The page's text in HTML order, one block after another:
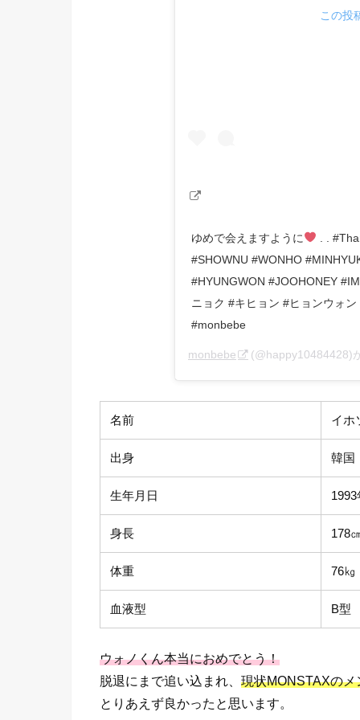
この投
ゆめで会えますように
. .
#SHOWNU #WONHO
#HYUNGWON #JOOHONEY
ニョク #キヒョン #ヒョンウォ
#monbebe
monbebe (@happy10484428)
名前 イホ
出身 韓国
生年月日
身長 178
体重 76㎏
血液型 B型
ウォノくん本当におめでとう！
脱退にまで追い込まれ、 現状MONSTAXの
とりあえず良かったと思います。